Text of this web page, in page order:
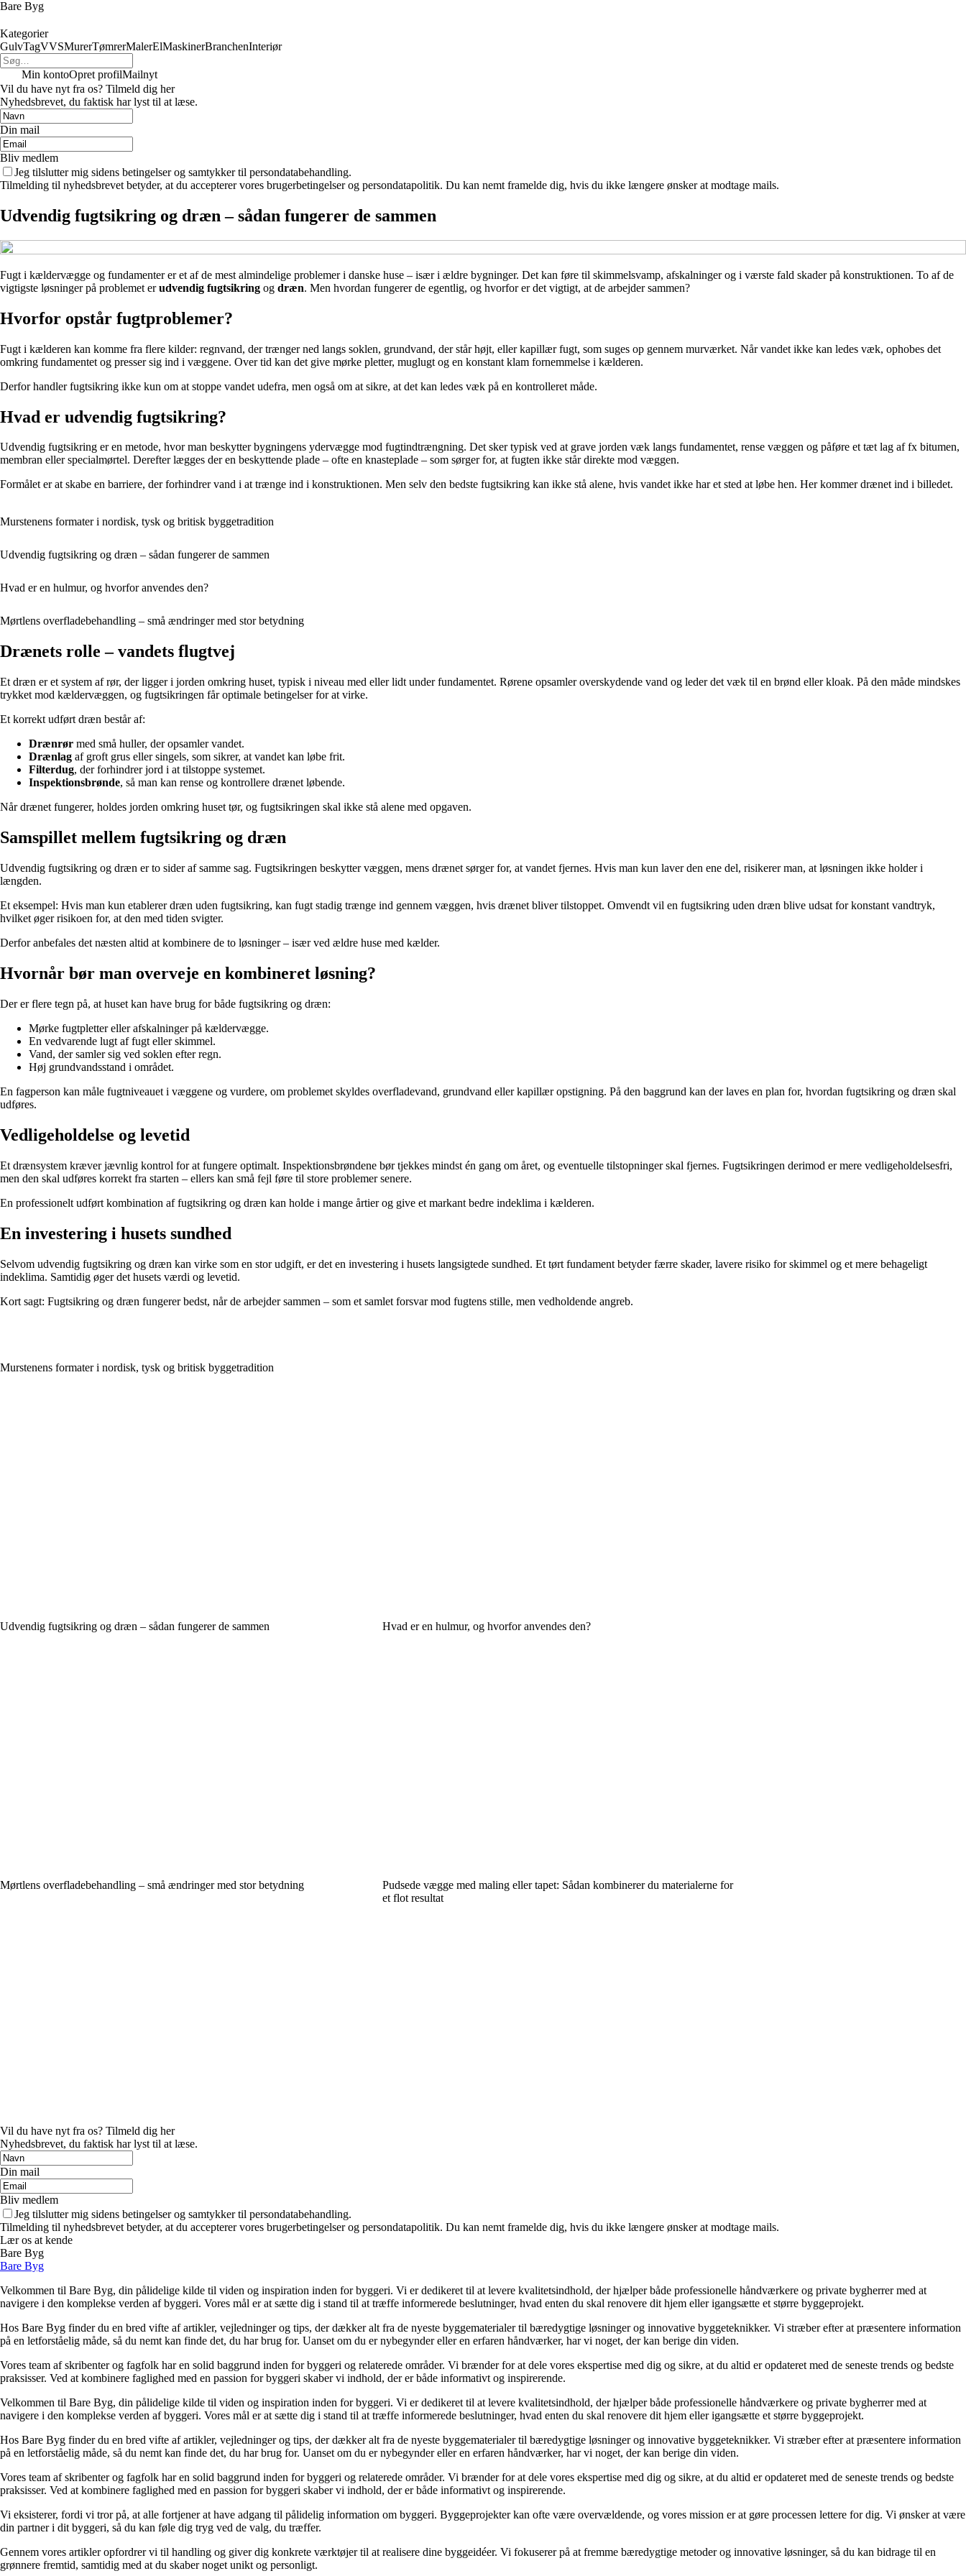
Bare Byg
Kategorier
GulvTagVVSMurerTømrerMalerElMaskinerBranchenInteriør
Min kontoOpret profilMailnyt
Vil du have nyt fra os? Tilmeld dig her
Nyhedsbrevet, du faktisk har lyst til at læse.
Din mail
Bliv medlem
Jeg tilslutter mig sidens betingelser og samtykker til persondatabehandling.
Tilmelding til nyhedsbrevet betyder, at du accepterer vores brugerbetingelser og persondatapolitik. Du kan nemt framelde dig, hvis du ikke længere ønsker at modtage mails.
Udvendig fugtsikring og dræn – sådan fungerer de sammen
Fugt i kældervægge og fundamenter er et af de mest almindelige problemer i danske huse – især i ældre bygninger. Det kan føre til skimmelsvamp, afskalninger og i værste fald skader på konstruktionen. To af de
vigtigste løsninger på problemet erudvendig fugtsikring og dræn. Men hvordan fungerer de egentlig, og hvorfor er det vigtigt, at de arbejder sammen?
Hvorfor opstår fugtproblemer?
Fugt i kælderen kan komme fra flere kilder: regnvand, der trænger ned langs soklen, grundvand, der står højt, eller kapillær fugt, som suges op gennem murværket. Når vandet ikke kan ledes væk, ophobes det
omkring fundamentet og presser sig ind i væggene. Over tid kan det give mørke pletter, muglugt og en konstant klam fornemmelse i kælderen.
Derfor handler fugtsikring ikke kun om at stoppe vandet udefra, men også om at sikre, at det kan ledes væk på en kontrolleret måde.
Hvad er udvendig fugtsikring?
Udvendig fugtsikring er en metode, hvor man beskytter bygningens ydervægge mod fugtindtrængning. Det sker typisk ved at grave jorden væk langs fundamentet, rense væggen og påføre et tæt lag af fx bitumen,
membran eller specialmørtel. Derefter lægges der en beskyttende plade – ofte en knasteplade – som sørger for, at fugten ikke står direkte mod væggen.
Formålet er at skabe en barriere, der forhindrer vand i at trænge ind i konstruktionen. Men selv den bedste fugtsikring kan ikke stå alene, hvis vandet ikke har et sted at løbe hen. Her kommer drænet ind i billedet.
Murstenens formater i nordisk, tysk og britisk byggetradition
Udvendig fugtsikring og dræn – sådan fungerer de sammen
Hvad er en hulmur, og hvorfor anvendes den?
Mørtlens overfladebehandling – små ændringer med stor betydning
Drænets rolle – vandets flugtvej
Et dræn er et system af rør, der ligger i jorden omkring huset, typisk i niveau med eller lidt under fundamentet. Rørene opsamler overskydende vand og leder det væk til en brønd eller kloak. På den måde mindskes
trykket mod kældervæggen, og fugtsikringen får optimale betingelser for at virke.
Et korrekt udført dræn består af:
Drænrør med små huller, der opsamler vandet.
Drænlag af groft grus eller singels, som sikrer, at vandet kan løbe frit.
Filterdug, der forhindrer jord i at tilstoppe systemet.
Inspektionsbrønde, så man kan rense og kontrollere drænet løbende.
Når drænet fungerer, holdes jorden omkring huset tør, og fugtsikringen skal ikke stå alene med opgaven.
Samspillet mellem fugtsikring og dræn
Udvendig fugtsikring og dræn er to sider af samme sag. Fugtsikringen beskytter væggen, mens drænet sørger for, at vandet fjernes. Hvis man kun laver den ene del, risikerer man, at løsningen ikke holder i
længden.
Et eksempel: Hvis man kun etablerer dræn uden fugtsikring, kan fugt stadig trænge ind gennem væggen, hvis drænet bliver tilstoppet. Omvendt vil en fugtsikring uden dræn blive udsat for konstant vandtryk,
hvilket øger risikoen for, at den med tiden svigter.
Derfor anbefales det næsten altid at kombinere de to løsninger – især ved ældre huse med kælder.
Hvornår bør man overveje en kombineret løsning?
Der er flere tegn på, at huset kan have brug for både fugtsikring og dræn:
Mørke fugtpletter eller afskalninger på kældervægge.
En vedvarende lugt af fugt eller skimmel.
Vand, der samler sig ved soklen efter regn.
Høj grundvandsstand i området.
En fagperson kan måle fugtniveauet i væggene og vurdere, om problemet skyldes overfladevand, grundvand eller kapillær opstigning. På den baggrund kan der laves en plan for, hvordan fugtsikring og dræn skal
udføres.
Vedligeholdelse og levetid
Et drænsystem kræver jævnlig kontrol for at fungere optimalt. Inspektionsbrøndene bør tjekkes mindst én gang om året, og eventuelle tilstopninger skal fjernes. Fugtsikringen derimod er mere vedligeholdelsesfri,
men den skal udføres korrekt fra starten – ellers kan små fejl føre til store problemer senere.
En professionelt udført kombination af fugtsikring og dræn kan holde i mange årtier og give et markant bedre indeklima i kælderen.
En investering i husets sundhed
Selvom udvendig fugtsikring og dræn kan virke som en stor udgift, er det en investering i husets langsigtede sundhed. Et tørt fundament betyder færre skader, lavere risiko for skimmel og et mere behageligt
indeklima. Samtidig øger det husets værdi og levetid.
Kort sagt: Fugtsikring og dræn fungerer bedst, når de arbejder sammen – som et samlet forsvar mod fugtens stille, men vedholdende angreb.
Murstenens formater i nordisk, tysk og britisk byggetradition
Udvendig fugtsikring og dræn – sådan fungerer de sammen Hvad er en hulmur, og hvorfor anvendes den?
Mørtlens overfladebehandling – små ændringer med stor betydning
Pudsede vægge med maling eller tapet: Sådan kombinerer du materialerne for
et flot resultat
Vil du have nyt fra os? Tilmeld dig her
Nyhedsbrevet, du faktisk har lyst til at læse.
Din mail
Bliv medlem
Jeg tilslutter mig sidens betingelser og samtykker til persondatabehandling.
Tilmelding til nyhedsbrevet betyder, at du accepterer vores brugerbetingelser og persondatapolitik. Du kan nemt framelde dig, hvis du ikke længere ønsker at modtage mails.
Lær os at kende
Bare Byg
Bare Byg
Velkommen til Bare Byg, din pålidelige kilde til viden og inspiration inden for byggeri. Vi er dedikeret til at levere kvalitetsindhold, der hjælper både professionelle håndværkere og private bygherrer med at
navigere i den komplekse verden af byggeri. Vores mål er at sætte dig i stand til at træffe informerede beslutninger, hvad enten du skal renovere dit hjem eller igangsætte et større byggeprojekt.
Hos Bare Byg finder du en bred vifte af artikler, vejledninger og tips, der dækker alt fra de nyeste byggematerialer til bæredygtige løsninger og innovative byggeteknikker. Vi stræber efter at præsentere information
på en letforståelig måde, så du nemt kan finde det, du har brug for. Uanset om du er nybegynder eller en erfaren håndværker, har vi noget, der kan berige din viden.
Vores team af skribenter og fagfolk har en solid baggrund inden for byggeri og relaterede områder. Vi brænder for at dele vores ekspertise med dig og sikre, at du altid er opdateret med de seneste trends og bedste
praksisser. Ved at kombinere faglighed med en passion for byggeri skaber vi indhold, der er både informativt og inspirerende.
Velkommen til Bare Byg, din pålidelige kilde til viden og inspiration inden for byggeri. Vi er dedikeret til at levere kvalitetsindhold, der hjælper både professionelle håndværkere og private bygherrer med at
navigere i den komplekse verden af byggeri. Vores mål er at sætte dig i stand til at træffe informerede beslutninger, hvad enten du skal renovere dit hjem eller igangsætte et større byggeprojekt.
Hos Bare Byg finder du en bred vifte af artikler, vejledninger og tips, der dækker alt fra de nyeste byggematerialer til bæredygtige løsninger og innovative byggeteknikker. Vi stræber efter at præsentere information
på en letforståelig måde, så du nemt kan finde det, du har brug for. Uanset om du er nybegynder eller en erfaren håndværker, har vi noget, der kan berige din viden.
Vores team af skribenter og fagfolk har en solid baggrund inden for byggeri og relaterede områder. Vi brænder for at dele vores ekspertise med dig og sikre, at du altid er opdateret med de seneste trends og bedste
praksisser. Ved at kombinere faglighed med en passion for byggeri skaber vi indhold, der er både informativt og inspirerende.
Vi eksisterer, fordi vi tror på, at alle fortjener at have adgang til pålidelig information om byggeri. Byggeprojekter kan ofte være overvældende, og vores mission er at gøre processen lettere for dig. Vi ønsker at være
din partner i dit byggeri, så du kan føle dig tryg ved de valg, du træffer.
Gennem vores artikler opfordrer vi til handling og giver dig konkrete værktøjer til at realisere dine byggeidéer. Vi fokuserer på at fremme bæredygtige metoder og innovative løsninger, så du kan bidrage til en
grønnere fremtid, samtidig med at du skaber noget unikt og personligt.